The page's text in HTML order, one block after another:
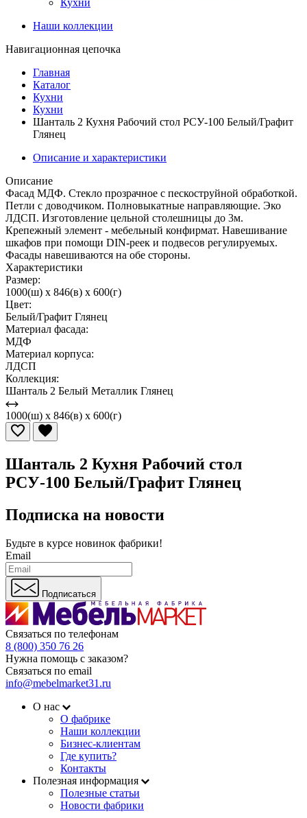
Наши коллекции
Навигационная цепочка
Главная
Каталог
Кухни
Кухни
Шанталь 2 Кухня Рабочий стол РСУ-100 Белый/Графит
Глянец
Описание и характеристики
Описание
Фасад МДФ. Стекло прозрачное с пескоструйной обработкой.
Петли с доводчиком. Полновыкатные направляющие. Эко
ЛДСП. Изготовление цельной столешницы до 3м.
Крепежный элемент - мебельный конфирмат. Навешивание
шкафов при помощи DIN-реек и подвесов регулируемых.
Фасады навешиваются на обе стороны.
Характеристики
Размер:
1000(ш) x 846(в) x 600(г)
Цвет:
Белый/Графит Глянец
Материал фасада:
МДФ
Материал корпуса:
ЛДСП
Коллекция:
Шанталь 2 Белый Металлик Глянец
1000(ш) x 846(в) x 600(г)
Шанталь 2 Кухня Рабочий стол
РСУ-100 Белый/Графит Глянец
Подписка на новости
Будьте в курсе новинок фабрики!
Email
Подписаться
Связаться по телефонам
8 (800) 350 76 26
Нужна помощь с заказом?
Связаться по email
info@mebelmarket31.ru
О нас
О фабрике
Наши коллекции
Бизнес-клиентам
Где купить?
Контакты
Полезная информация
Полезные статьи
Новости фабрики